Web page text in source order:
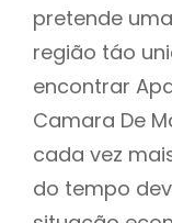
pretende
região táo
encontrar
Camara De
cada vez
do tempo